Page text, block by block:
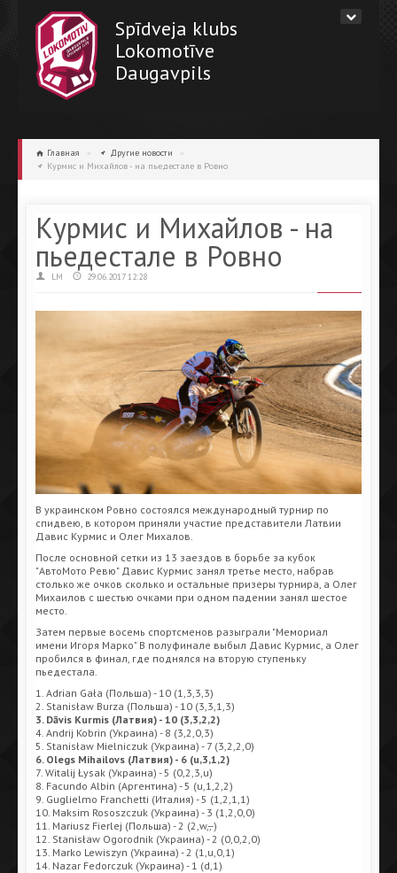
Spīdveja klubs
Lokomotīve
Daugavpils
Главная » Другие новости
»
Курмис и Михайлов - на пьедестале в Ровно
Курмис и Михайлов - на
пьедестале в Ровно
LM 29.06.2017 12:28
В украинском Ровно состоялся международный турнир по
спидвею, в котором приняли участие представители Латвии
Давис Курмис и Олег Михалов.
После основной сетки из 13 заездов в борьбе за кубок
"АвтоМото Ревю" Давис Курмис занял третье место, набрав
столько же очков сколько и остальные призеры турнира, а Олег
Михаилов с шестью очками при одном падении занял шестое
место.
Затем первые восемь спортсменов разыграли "Мемориал
имени Игоря Марко" В полуфинале выбыл Давис Курмис, а Олег
пробился в финал, где поднялся на вторую ступеньку
пьедестала.
1. Adrian Gała (Польша) - 10 (1,3,3,3)
2. Stanisław Burza (Польша) - 10 (3,3,1,3)
3. Dāvis Kurmis (Латвия) - 10 (3,3,2,2)
4. Andrij Kobrin (Украина) - 8 (3,2,0,3)
5. Stanisław Mielniczuk (Украина) - 7 (3,2,2,0)
6. Olegs Mihailovs (Латвия) - 6 (u,3,1,2)
7. Witalij Łysak (Украина) - 5 (0,2,3,u)
8. Facundo Albin (Аргентина) - 5 (u,1,2,2)
9. Guglielmo Franchetti (Италия) - 5 (1,2,1,1)
10. Maksim Rososzczuk (Украина) - 3 (1,2,0,0)
11. Mariusz Fierlej (Польша) - 2 (2,w,-,-)
12. Stanisław Ogorodnik (Украина) - 2 (0,0,2,0)
13. Marko Lewiszyn (Украина) - 2 (1,u,0,1)
14. Nazar Fedorczuk (Украина) - 1 (d,1)